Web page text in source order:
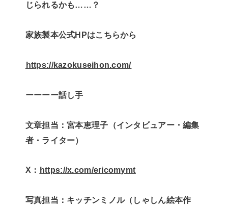
じられるかも……？
家族製本公式HPはこちらから
⁠⁠⁠https://kazokuseihon.com/⁠⁠⁠
ーーーー話し手
文章担当：宮本恵理子（インタビュアー・編集
者・ライター）
X： ⁠⁠https://x.com/ericomymt⁠⁠
写真担当：キッチンミノル（しゃしん絵本作